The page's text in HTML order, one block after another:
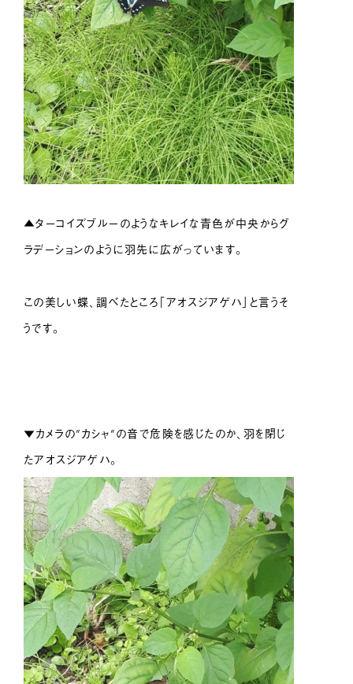
▲ターコイズブルーのようなキレイな青色が中央からグ
ラデーションのように羽先に広がっています。
この美しい蝶、調べたところ「アオスジアゲハ」と言うそ
うです。
▼カメラの”カシャ”の音で危険を感じたのか、羽を閉じ
たアオスジアゲハ。